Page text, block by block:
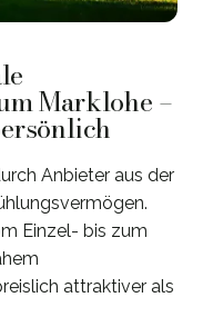
Marklohe –
Anbieter aus der
Einzel- bis zum
attraktiver als